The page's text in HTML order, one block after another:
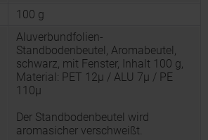
100 g
Aluverbundfolien-
Standbodenbeutel, Aromabeutel,
schwarz, mit Fenster, Inhalt 100 g,
Material: PET 12µ / ALU 7µ / PE
110µ
Der Standbodenbeutel wird
aromasicher verschweißt.